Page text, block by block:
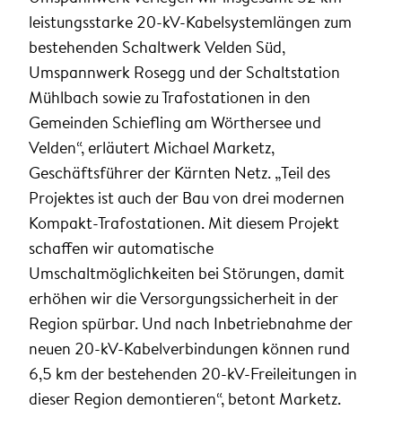
leistungsstarke 20-kV-Kabelsystemlängen zum
bestehenden Schaltwerk Velden Süd,
Umspannwerk Rosegg und der Schaltstation
Mühlbach sowie zu Trafostationen in den
Gemeinden Schiefling am Wörthersee und
Velden“, erläutert Michael Marketz,
Geschäftsführer der Kärnten Netz. „Teil des
Projektes ist auch der Bau von drei modernen
Kompakt-Trafostationen. Mit diesem Projekt
schaffen wir automatische
Umschaltmöglichkeiten bei Störungen, damit
erhöhen wir die Versorgungssicherheit in der
Region spürbar. Und nach Inbetriebnahme der
neuen 20-kV-Kabelverbindungen können rund
6,5 km der bestehenden 20-kV-Freileitungen in
dieser Region demontieren“, betont Marketz.